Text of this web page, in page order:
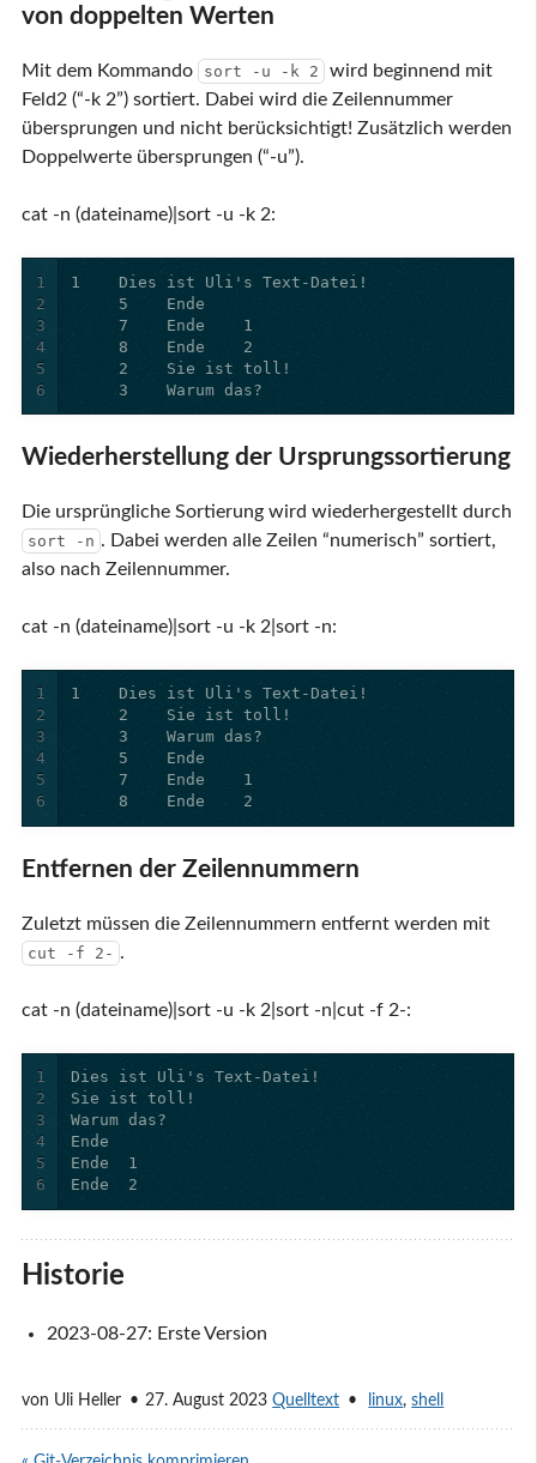
von doppelten Werten
Mit dem Kommando sort -u -k 2
wird beginnend mit
Feld2 (“-k 2”) sortiert. Dabei wird die Zeilennummer
übersprungen und nicht berücksichtigt! Zusätzlich werden
Doppelwerte übersprungen (“-u”).
cat -n (dateiname)|sort -u -k 2:
1
2
3
4
5
6
     3    Warum das?
Wiederherstellung der Ursprungssortierung
Die ursprüngliche Sortierung wird wiederhergestellt durch
sort -n . Dabei werden alle Zeilen “numerisch” sortiert,
also nach Zeilennummer.
cat -n (dateiname)|sort -u -k 2|sort -n:
1
2
3
4
5
6
     8    Ende    2
Entfernen der Zeilennummern
Zuletzt müssen die Zeilennummern entfernt werden mit
cut -f 2- .
cat -n (dateiname)|sort -u -k 2|sort -n|cut -f 2-:
1
2
3
4
5
6
Ende  2
Historie
2023-08-27: Erste Version
von Uli Heller 27. August 2023 Quelltext linux,shell